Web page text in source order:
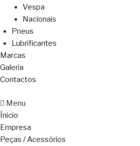
Vespa
Nacionais
Pneus
Lubrificantes
Marcas
Galeria
Contactos
Menu
Ínicio
Empresa
Peças / Acessórios